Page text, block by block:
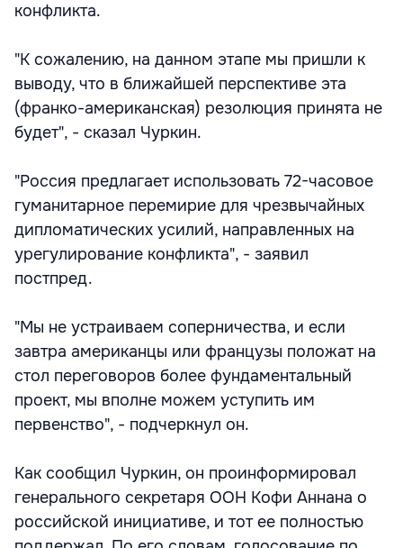
конфликта.
"К сожалению, на данном этапе мы пришли к
выводу, что в ближайшей перспективе эта
(франко-американская) резолюция принята не
будет", - сказал Чуркин.
"Россия предлагает использовать 72-часовое
гуманитарное перемирие для чрезвычайных
дипломатических усилий, направленных на
урегулирование конфликта", - заявил
постпред.
"Мы не устраиваем соперничества, и если
завтра американцы или французы положат на
стол переговоров более фундаментальный
проект, мы вполне можем уступить им
первенство", - подчеркнул он.
Как сообщил Чуркин, он проинформировал
генерального секретаря ООН Кофи Аннана о
российской инициативе, и тот ее полностью